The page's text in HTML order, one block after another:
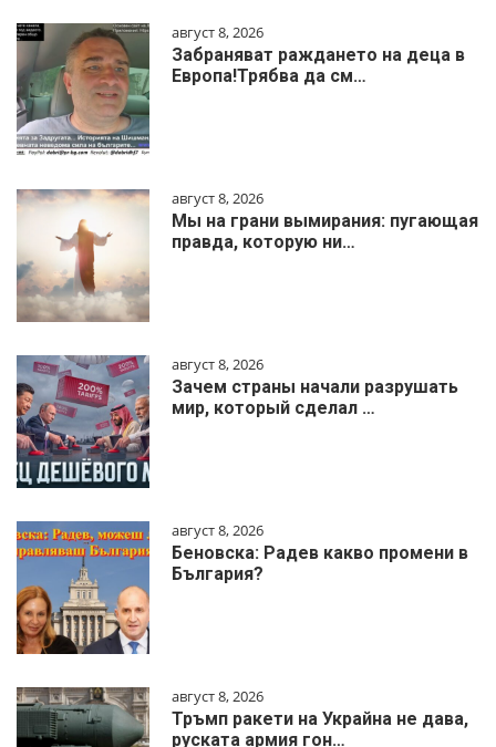
август 8, 2026
Забраняват раждането на деца в
Европа!Трябва да см…
август 8, 2026
Мы на грани вымирания: пугающая
правда, которую ни…
август 8, 2026
Зачем страны начали разрушать
мир, который сделал …
август 8, 2026
Беновска: Радев какво промени в
България?
август 8, 2026
Тръмп ракети на Украйна не дава,
руската армия гон…